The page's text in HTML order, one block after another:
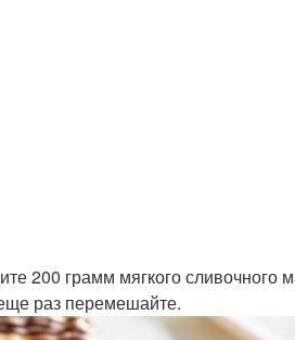
200 грамм мягкого сливочного
раз перемешайте.